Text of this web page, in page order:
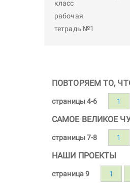
ПОВТОРЯЕМ ТО,
страницы 4-6 1
САМОЕ ВЕЛИКОЕ
страницы 7-8 1
НАШИ ПРОЕКТЫ
страница 9 1